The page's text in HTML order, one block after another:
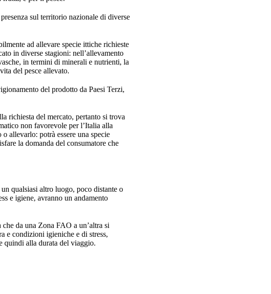
sul territorio nazionale di diverse
ad allevare specie ittiche richieste
in diverse stagioni: nell’allevamento
in termini di minerali e nutrienti, la
del pesce allevato.
del prodotto da Paesi Terzi,
richiesta del mercato, pertanto si trova
non favorevole per l’Italia alla
allevarlo: potrà essere una specie
la domanda del consumatore che
qualsiasi altro luogo, poco distante o
e igiene, avranno un andamento
da una Zona FAO a un’altra si
e condizioni igieniche e di stress,
quindi alla durata del viaggio.